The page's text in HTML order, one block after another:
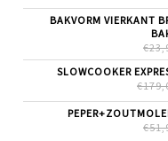
BAKVORM VIERKANT
€
SLOWCOOKER
€
€